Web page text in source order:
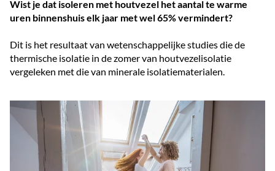
Wist je dat isoleren met houtvezel het aantal te warme
uren binnenshuis elk jaar met wel 65% vermindert?
Dit is het resultaat van wetenschappelijke studies die de
thermische isolatie in de zomer van houtvezelisolatie
vergeleken met die van minerale isolatiematerialen.